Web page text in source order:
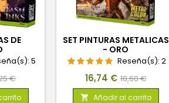
DE
5
€
SET PINTURAS METALICAS
- ORO
Reseña(s): 2
Precio
16,74 € Precio
base
18,60 €
 Añadir al carrito